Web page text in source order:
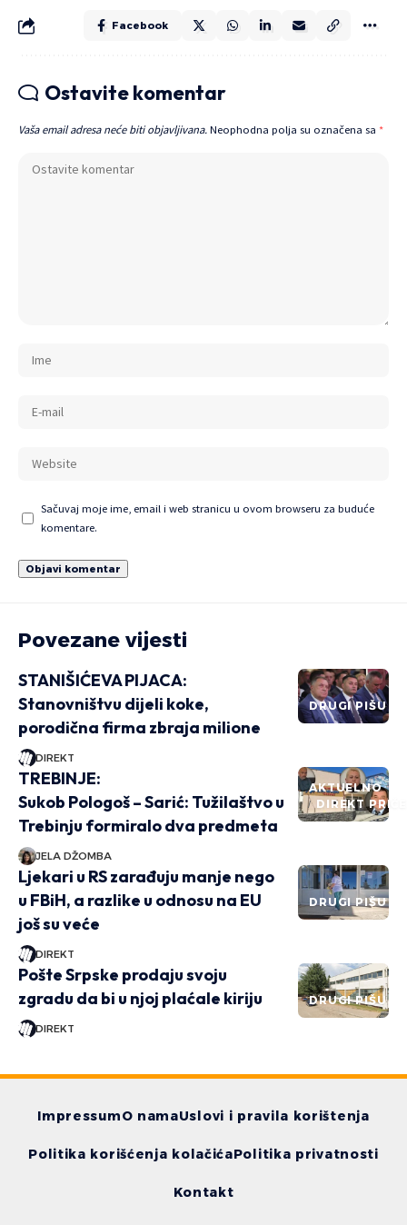
Facebook
Ostavite komentar
Vaša email adresa neće biti objavljivana. Neophodna polja su označena sa *
Sačuvaj moje ime, email i web stranicu u ovom browseru za buduće
komentare.
Povezane vijesti
DRUGI PIŠU
STANIŠIĆEVA PIJACA:
Stanovništvu dijeli koke,
porodična firma zbraja milione
DIREKT
AKTUELNO
DIREKT PRIČE
TREBINJE:
Sukob Pologoš – Sarić: Tužilaštvo u
Trebinju formiralo dva predmeta
JELA DŽOMBA
DRUGI PIŠU
Ljekari u RS zarađuju manje nego
u FBiH, a razlike u odnosu na EU
još su veće
DIREKT
DRUGI PIŠU
Pošte Srpske prodaju svoju
zgradu da bi u njoj plaćale kiriju
DIREKT
ImpressumO namaUslovi i pravila korištenja
Politika korišćenja kolačićaPolitika privatnosti
Kontakt